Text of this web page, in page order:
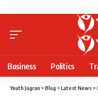
Business Politics
Youth Jagran >Blog >Latest News >